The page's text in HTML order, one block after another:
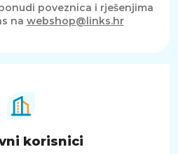
poveznica i rješenjima
na webshop@links.hr
korisnici